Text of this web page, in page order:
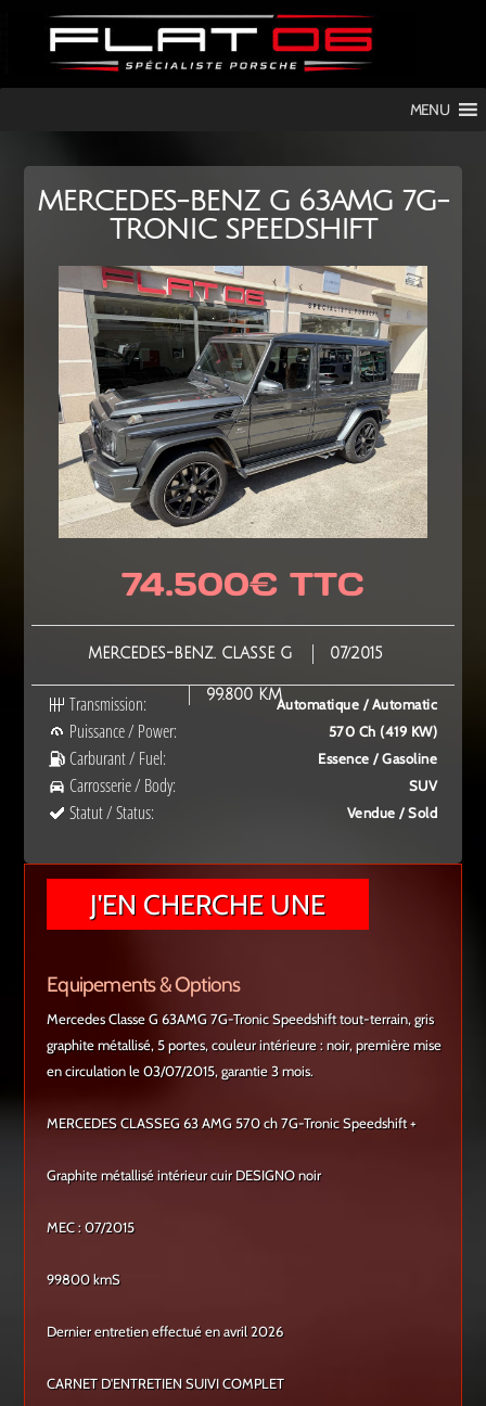
FLAT
MENU
MERCEDES-BENZ G 63AMG 7G-
TRONIC SPEEDSHIFT
74.500€ TTC
MERCEDES-BENZ. CLASSE G 07/2015
99.800 KM
Transmission: Automatique / Automatic
Puissance / Power: 570 Ch (419 KW)
Carburant / Fuel: Essence / Gasoline
Carrosserie / Body: SUV
Statut / Status: Vendue / Sold
J'EN CHERCHE UNE
Equipements & Options
Mercedes Classe G 63AMG 7G-Tronic Speedshift tout-terrain, gris
graphite métallisé, 5 portes, couleur intérieure : noir, première mise
en circulation le 03/07/2015, garantie 3 mois.
MERCEDES CLASSEG 63 AMG 570 ch 7G-Tronic Speedshift +
Graphite métallisé intérieur cuir DESIGNO noir
MEC : 07/2015
99800 kmS
Dernier entretien effectué en avril 2026
CARNET D'ENTRETIEN SUIVI COMPLET